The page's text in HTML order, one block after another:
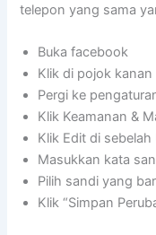
telepon yang sama
Buka facebook
Klik di pojok kanan
Pergi ke
Klik Keamanan &
Klik Edit di
Masukkan kata
Pilih sandi yang
Klik “Simpan